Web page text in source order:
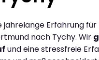
jahrelange Erfahrung
nach Tychy. Wir
und eine stressfreie